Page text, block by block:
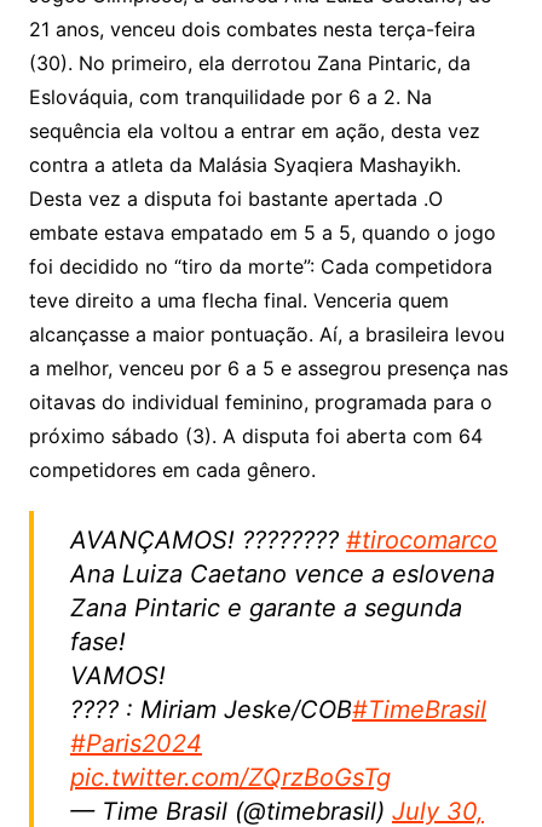
k p
a
s
o
o
g
e
c
o
m
M
ai
l
s
21 anos, venceu dois combates nesta terça-feira
(30). No primeiro, ela derrotou Zana Pintaric, da
Eslováquia, com tranquilidade por 6 a 2. Na
sequência ela voltou a entrar em ação, desta vez
contra a atleta da Malásia Syaqiera Mashayikh.
Desta vez a disputa foi bastante apertada .O
embate estava empatado em 5 a 5, quando o jogo
foi decidido no “tiro da morte”: Cada competidora
teve direito a uma flecha final. Venceria quem
alcançasse a maior pontuação. Aí, a brasileira levou
a melhor, venceu por 6 a 5 e assegrou presença nas
oitavas do individual feminino, programada para o
próximo sábado (3). A disputa foi aberta com 64
competidores em cada gênero.
AVANÇAMOS! ???????? #tirocomarco
Ana Luiza Caetano vence a eslovena
Zana Pintaric e garante a segunda
fase!
VAMOS!
???? : Miriam Jeske/COB#TimeBrasil
#Paris2024
pic.twitter.com/ZQrzBoGsTg
— Time Brasil (@timebrasil) July 30,